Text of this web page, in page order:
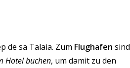
de sa Talaia. Zum Flughafen sind
Hotel buchen, um damit zu den